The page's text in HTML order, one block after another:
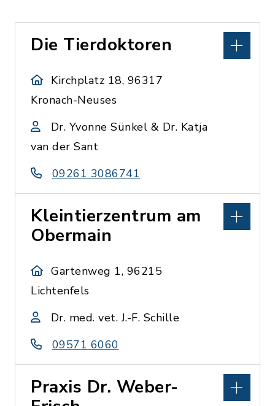
Die Tierdoktoren
Kirchplatz 18, 96317
Kronach-Neuses
Dr. Yvonne Sünkel & Dr. Katja
van der Sant
09261 3086741
Kleintierzentrum am
Obermain
Gartenweg 1, 96215
Lichtenfels
Dr. med. vet. J.-F. Schille
09571 6060
Praxis Dr. Weber-